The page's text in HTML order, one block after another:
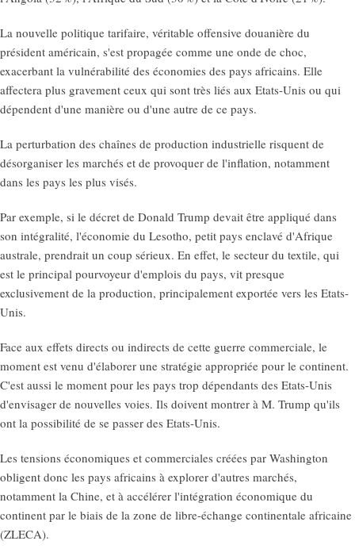
La nouvelle politique tarifaire, véritable offensive douanière du
président américain, s'est propagée comme une onde de choc,
exacerbant la vulnérabilité des économies des pays africains. Elle
affectera plus gravement ceux qui sont très liés aux Etats-Unis ou qui
dépendent d'une manière ou d'une autre de ce pays.
La perturbation des chaînes de production industrielle risquent de
désorganiser les marchés et de provoquer de l'inflation, notamment
dans les pays les plus visés.
Par exemple, si le décret de Donald Trump devait être appliqué dans
son intégralité, l'économie du Lesotho, petit pays enclavé d'Afrique
australe, prendrait un coup sérieux. En effet, le secteur du textile, qui
est le principal pourvoyeur d'emplois du pays, vit presque
exclusivement de la production, principalement exportée vers les Etats-
Unis.
Face aux effets directs ou indirects de cette guerre commerciale, le
moment est venu d'élaborer une stratégie appropriée pour le continent.
C'est aussi le moment pour les pays trop dépendants des Etats-Unis
d'envisager de nouvelles voies. Ils doivent montrer à M. Trump qu'ils
ont la possibilité de se passer des Etats-Unis.
Les tensions économiques et commerciales créées par Washington
obligent donc les pays africains à explorer d'autres marchés,
notamment la Chine, et à accélérer l'intégration économique du
continent par le biais de la zone de libre-échange continentale africaine
(ZLECA).